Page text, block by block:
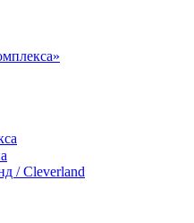
/ Cleverland